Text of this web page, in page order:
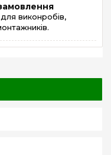
виконробів,